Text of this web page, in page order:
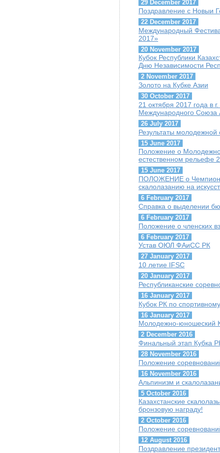
29 December 2017
Поздравление с Новыи
22 December 2017
Международный
2017»
20 November 2017
Кубок Республики
Дню Независимости
2 November 2017
Золото на Кубке Азии
30 October 2017
21 октября 2017 года в
Международного Союза
26 July 2017
Результаты
15 June 2017
Положение о
естественном рельефе
15 June 2017
ПОЛОЖЕНИЕ о
скалолазанию на
6 February 2017
Справка о выделении
6 February 2017
Положение о членских
6 February 2017
Устав ОЮЛ ФАиСС РК
27 January 2017
10 летие IFSC
20 January 2017
Республиканские
16 January 2017
Кубок РК по
16 January 2017
Молодежно-юношеский
2 December 2016
Финальный этап Кубка
28 November 2016
Положение
16 November 2016
Альпинизм и
5 October 2016
Казахстанские
бронзовую награду!
2 October 2016
Положение
12 August 2016
Поздравление